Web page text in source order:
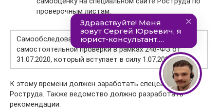
проверочным листам.
Самообследование — новый формат
самостоятельной проверки в рамках 248-ФЗ от
31.07.2020, который вступает в силу 1.07.2021 г.
К этому времени должен заработать спецсайт
Роструда. Также ведомство должно разработать
рекомендации: